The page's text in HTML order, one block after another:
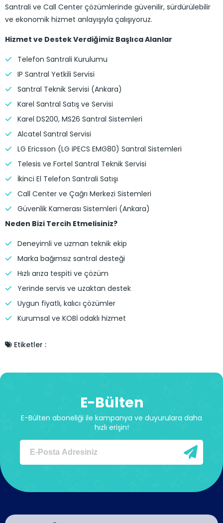
Santrali ve Call Center çözümlerinde güvenilir, sürdürülebilir
ve ekonomik hizmet anlayışıyla çalışıyoruz.
Hizmet ve Destek Verdiğimiz Başlıca Alanlar
Telefon Santrali Kurulumu
IP Santral Yetkili Servisi
Santral Teknik Servisi (Ankara)
Karel Santral Satış ve Servisi
Karel DS200, MS26 Santral Sistemleri
Alcatel Santral Servisi
LG Ericsson (LG iPECS EMG80) Santral Sistemleri
Telesis ve Fortel Santral Teknik Servisi
İkinci El Telefon Santrali Satışı
Call Center ve Çağrı Merkezi Sistemleri
Güvenlik Kamerası Sistemleri (Ankara)
Neden Bizi Tercih Etmelisiniz?
Deneyimli ve uzman teknik ekip
Marka bağımsız santral desteği
Hızlı arıza tespiti ve çözüm
Yerinde servis ve uzaktan destek
Uygun fiyatlı, kalıcı çözümler
Kurumsal ve KOBİ odaklı hizmet
Etiketler :
E-Bülten
E-Bülten aboneliği ile kampanya ve duyurulara daha
hızlı erişin!